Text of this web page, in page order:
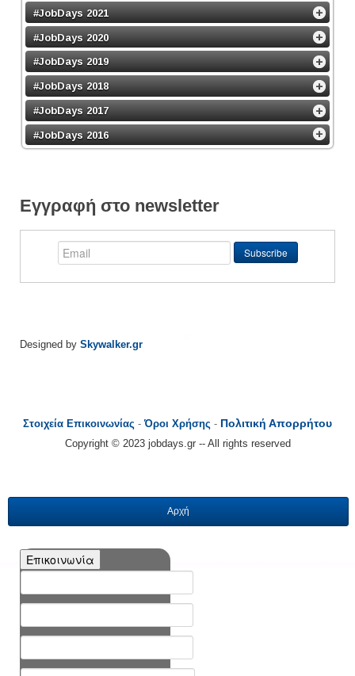
#JobDays 2021
#JobDays 2020
#JobDays 2019
#JobDays 2018
#JobDays 2017
#JobDays 2016
Εγγραφή στο newsletter
Designed by Skywalker.gr
Στοιχεία Επικοινωνίας -Όροι Χρήσης - Πολιτική Απορρήτου
Copyright © 2023 jobdays.gr -- All rights reserved
Αρχή